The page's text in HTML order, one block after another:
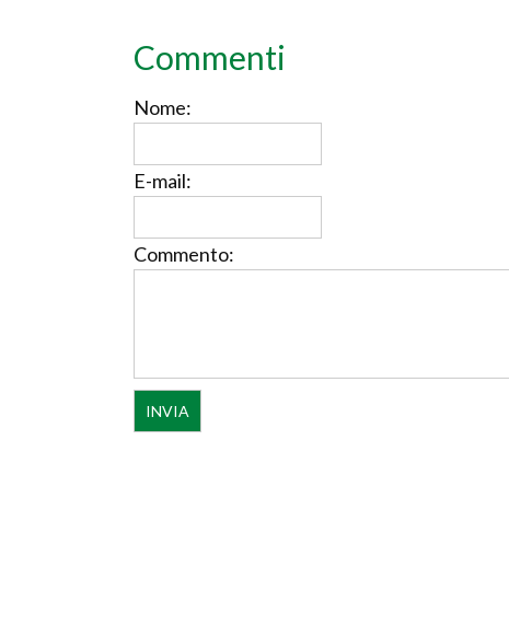
Commenti
Nome:
E-mail:
Commento: